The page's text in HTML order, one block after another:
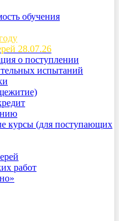
обучения
28.07.26
о поступлении
испытаний
курсы (для поступающих
работ